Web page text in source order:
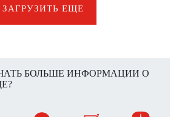
ЗАГРУЗИТЬ ЕЩЕ
БОЛЬШЕ ИНФОРМАЦИИ О